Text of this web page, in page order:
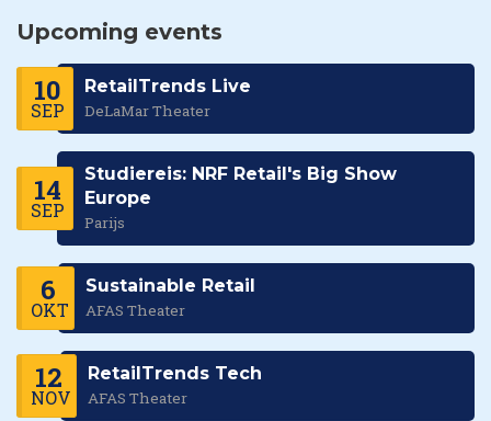
Upcoming events
10
SEP
RetailTrends Live
DeLaMar Theater
14
SEP
Studiereis: NRF Retail's Big Show
Europe
Parijs
6
OKT
Sustainable Retail
AFAS Theater
12
NOV
RetailTrends Tech
AFAS Theater